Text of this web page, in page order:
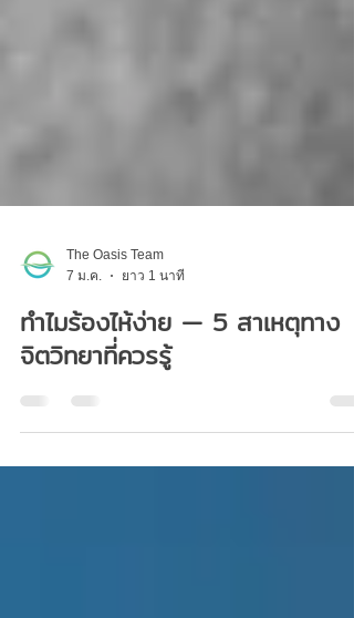
7 ม.ค.
ยาว 1 นาที
ทำไมร้องไห้ง่าย — 5 สาเหตุทาง
จิตวิทยาที่ควรรู้